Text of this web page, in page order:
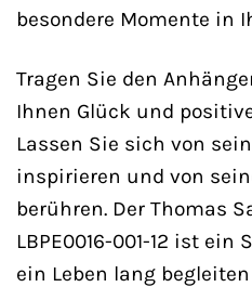
besondere Momente in
Tragen Sie den
Ihnen Glück und
Lassen Sie sich von
inspirieren und von
berühren. Der Thomas
LBPE0016-001-12 ist
ein Leben lang